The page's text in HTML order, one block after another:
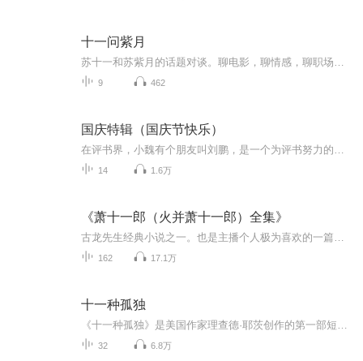
十一问紫月
9 462
国庆特辑（国庆节快乐）
14 1.6万
《萧十一郎（火并萧十一郎）全集》
162 17.1万
十一种孤独
32 6.8万